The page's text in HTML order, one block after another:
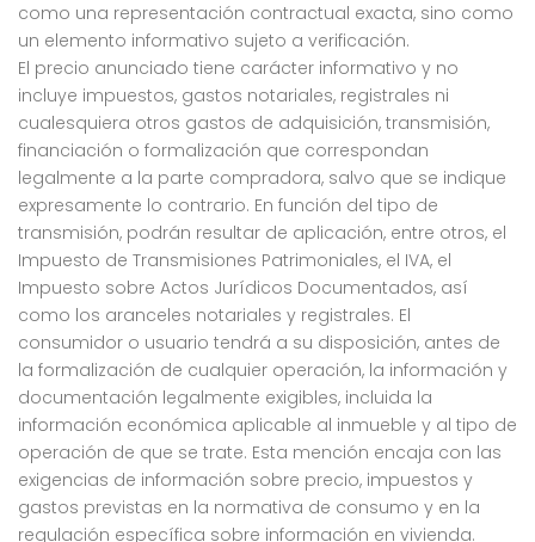
como una representación contractual exacta, sino como
un elemento informativo sujeto a verificación.
El precio anunciado tiene carácter informativo y no
incluye impuestos, gastos notariales, registrales ni
cualesquiera otros gastos de adquisición, transmisión,
financiación o formalización que correspondan
legalmente a la parte compradora, salvo que se indique
expresamente lo contrario. En función del tipo de
transmisión, podrán resultar de aplicación, entre otros, el
Impuesto de Transmisiones Patrimoniales, el IVA, el
Impuesto sobre Actos Jurídicos Documentados, así
como los aranceles notariales y registrales. El
consumidor o usuario tendrá a su disposición, antes de
la formalización de cualquier operación, la información y
documentación legalmente exigibles, incluida la
información económica aplicable al inmueble y al tipo de
operación de que se trate. Esta mención encaja con las
exigencias de información sobre precio, impuestos y
gastos previstas en la normativa de consumo y en la
regulación específica sobre información en vivienda.